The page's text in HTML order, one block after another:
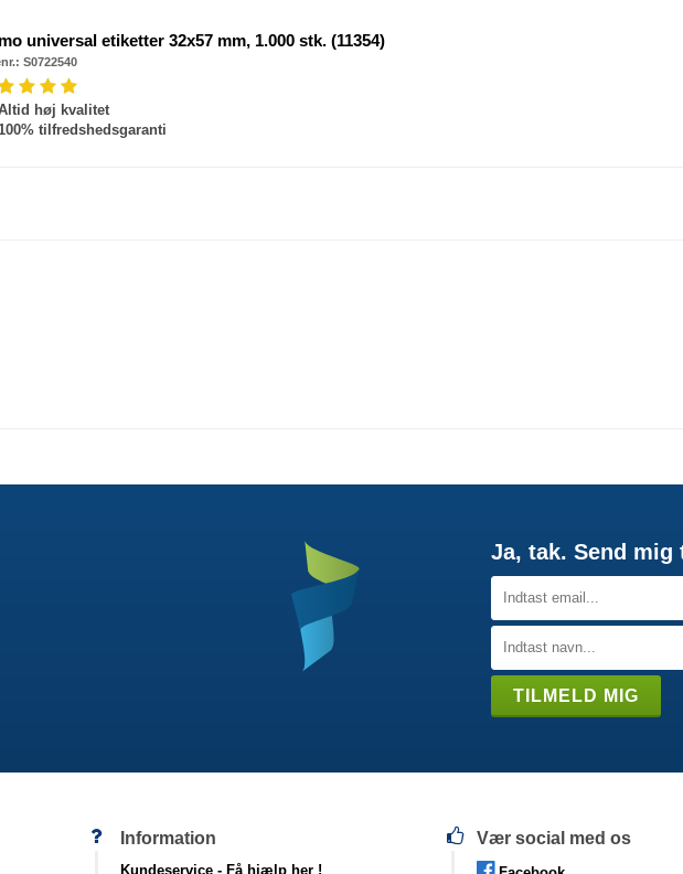
universal etiketter 32x57 mm, 1.000 stk. (11354)
S0722540
høj kvalitet
100% tilfredshedsgaranti
Ja, tak. Send
Information
Kundeservice -Få hjælp her !
Vær social med os